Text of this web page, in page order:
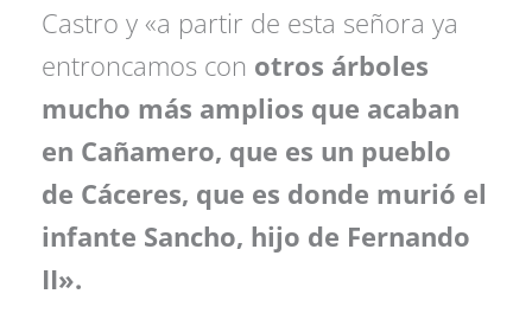
Castro y «a partir de esta señora ya
entroncamos con otros árboles
mucho más amplios que acaban
en Cañamero, que es un pueblo
de Cáceres, que es donde murió el
infante Sancho, hijo de Fernando
II».